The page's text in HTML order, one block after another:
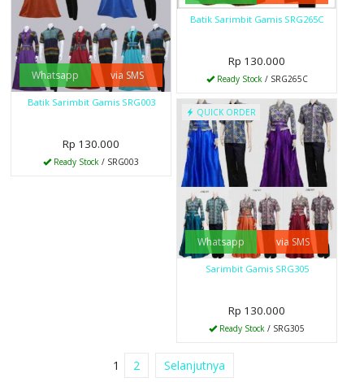
Batik Sarimbit Gamis SRG265C
Rp 130.000
Ready Stock / SRG265C
Whatsapp via SMS
Batik Sarimbit Gamis SRG003
Rp 130.000
Ready Stock / SRG003
QUICK ORDER
Whatsapp via SMS
Sarimbit Gamis SRG305
Rp 130.000
Ready Stock / SRG305
1 2 Selanjutnya